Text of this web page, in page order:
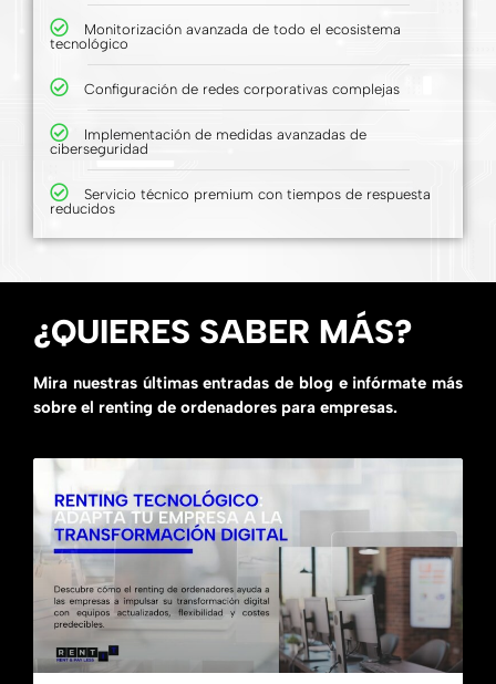
Monitorización avanzada de todo el ecosistema
tecnológico
Configuración de redes corporativas complejas
Implementación de medidas avanzadas de
ciberseguridad
Servicio técnico premium con tiempos de respuesta
reducidos
¿QUIERES SABER MÁS?
Mira nuestras últimas entradas de blog e infórmate más
sobre el renting de ordenadores para empresas.